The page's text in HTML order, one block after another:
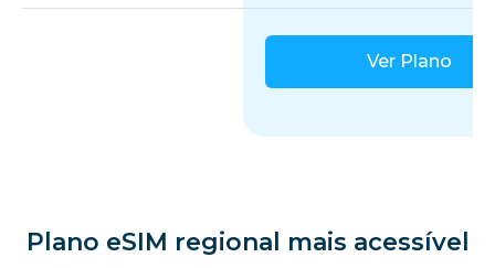
Ver Plano
Plano eSIM regional mais acessível